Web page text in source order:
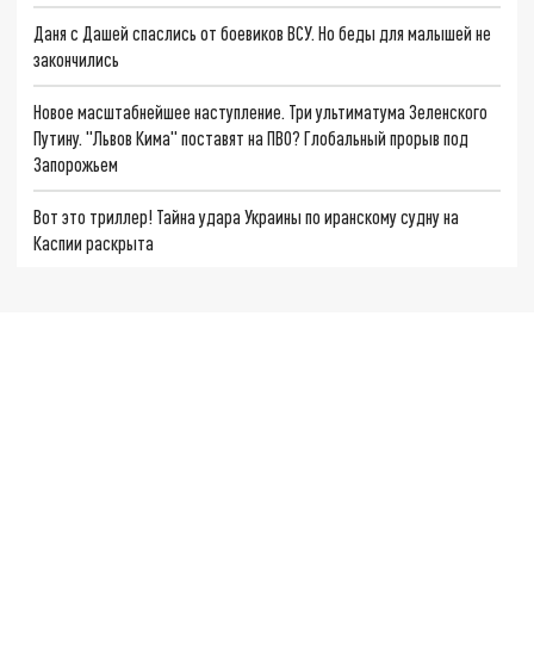
Даня с Дашей спаслись от боевиков ВСУ. Но беды для малышей не
закончились
Новое масштабнейшее наступление. Три ультиматума Зеленского
Путину. "Львов Кима" поставят на ПВО? Глобальный прорыв под
Запорожьем
Вот это триллер! Тайна удара Украины по иранскому судну на
Каспии раскрыта